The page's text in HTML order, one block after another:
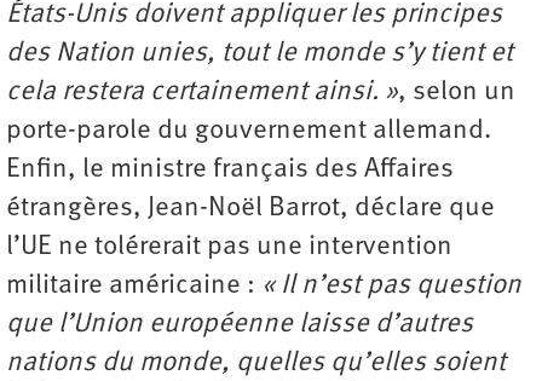
États-Unis doivent appliquer les principes
des Nation unies, tout le monde s’y tient et
cela restera certainement ainsi. », selon un
porte-parole du gouvernement allemand.
Enfin, le ministre français des Affaires
étrangères, Jean-Noël Barrot, déclare que
l’UE ne tolérerait pas une intervention
militaire américaine : « Il n’est pas question
que l’Union européenne laisse d’autres
nations du monde, quelles qu’elles soient